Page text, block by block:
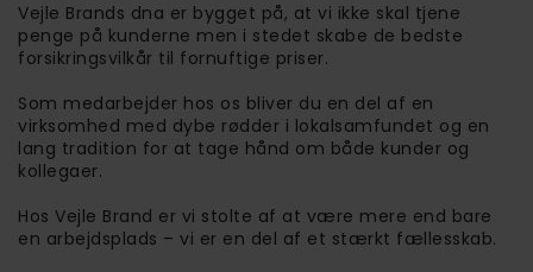
Vejle Brands dna er bygget på, at vi ikke skal tjene
penge på kunderne men i stedet skabe de bedste
forsikringsvilkår til fornuftige priser.
Som medarbejder hos os bliver du en del af en
virksomhed med dybe rødder i lokalsamfundet og en
lang tradition for at tage hånd om både kunder og
kollegaer.
Hos Vejle Brand er vi stolte af at være mere end bare
en arbejdsplads – vi er en del af et stærkt fællesskab.